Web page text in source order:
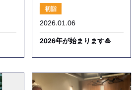
初詣
2026.01.06
2026年が始まります🎍